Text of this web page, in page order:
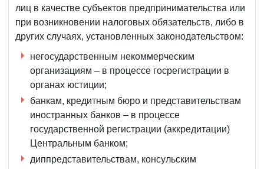
лиц в качестве субъектов предпринимательства или
при возникновении налоговых обязательств, либо в
других случаях, установленных законодательством:
негосударственным некоммерческим
организациям – в процессе госрегистрации в
органах юстиции;
банкам, кредитным бюро и представительствам
иностранных банков – в процессе
государственной регистрации (аккредитации)
Центральным банком;
диппредставительствам, консульским